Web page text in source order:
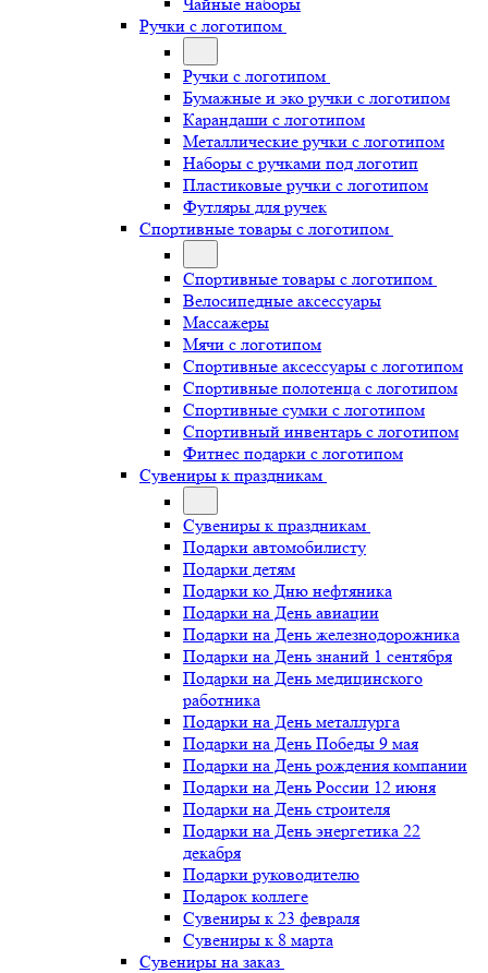
Ручки с логотипом
Ручки с логотипом
Бумажные и эко ручки с логотипом
Карандаши с логотипом
Металлические ручки с логотипом
Наборы с ручками под логотип
Пластиковые ручки с логотипом
Футляры для ручек
Спортивные товары с логотипом
Спортивные товары с логотипом
Велосипедные аксессуары
Массажеры
Мячи с логотипом
Спортивные аксессуары с логотипом
Спортивные полотенца с логотипом
Спортивные сумки с логотипом
Спортивный инвентарь с логотипом
Фитнес подарки с логотипом
Сувениры к праздникам
Сувениры к праздникам
Подарки автомобилисту
Подарки детям
Подарки ко Дню нефтяника
Подарки на День авиации
Подарки на День железнодорожника
Подарки на День знаний 1 сентября
Подарки на День медицинского
работника
Подарки на День металлурга
Подарки на День Победы 9 мая
Подарки на День рождения компании
Подарки на День России 12 июня
Подарки на День строителя
Подарки на День энергетика 22
декабря
Подарки руководителю
Подарок коллеге
Сувениры к 23 февраля
Сувениры к 8 марта
Сувениры на заказ